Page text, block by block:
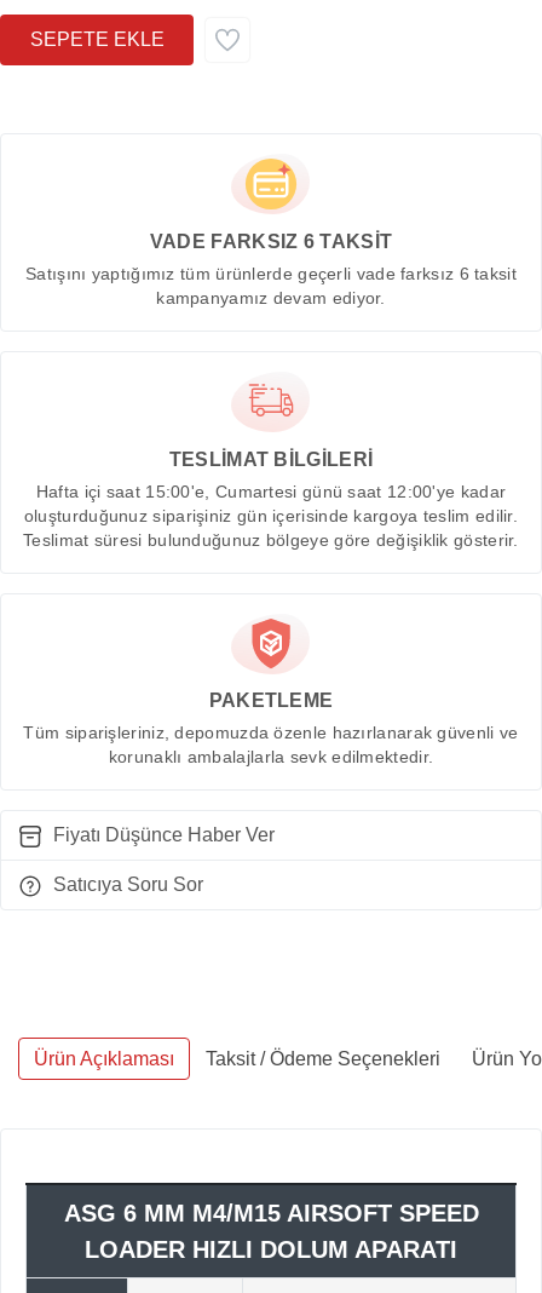
VADE FARKSIZ 6 TAKSİT
Satışını yaptığımız tüm ürünlerde geçerli vade farksız 6 taksit
kampanyamız devam ediyor.
TESLİMAT BİLGİLERİ
Hafta içi saat 15:00'e, Cumartesi günü saat 12:00'ye kadar
oluşturduğunuz siparişiniz gün içerisinde kargoya teslim edilir.
Teslimat süresi bulunduğunuz bölgeye göre değişiklik gösterir.
PAKETLEME
Tüm siparişleriniz, depomuzda özenle hazırlanarak güvenli ve
korunaklı ambalajlarla sevk edilmektedir.
Fiyatı Düşünce Haber Ver
Satıcıya Soru Sor
Ürün Açıklaması Taksit / Ödeme Seçenekleri Ürün
ASG 6 MM M4/M15 AIRSOFT SPEED
LOADER HIZLI DOLUM APARATI